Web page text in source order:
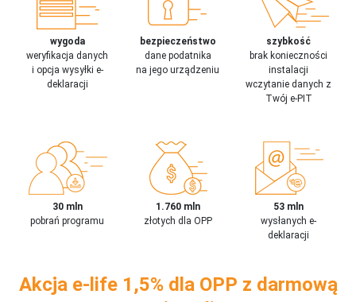
wygoda
weryfikacja danych
i opcja wysyłki e-
deklaracji
bezpieczeństwo
dane podatnika
na jego urządzeniu
szybkość
brak konieczności
instalacji
wczytanie danych z
Twój e-PIT
30 mln
pobrań programu
1.760 mln
złotych dla OPP
53 mln
wysłanych e-
deklaracji
Akcja e-life 1,5% dla OPP z darmową